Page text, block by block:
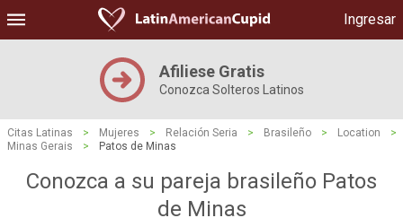
Ingresar
Afiliese Gratis
Conozca Solteros Latinos
Citas Latinas > Mujeres > Relación Seria > Brasileño > Location
>
Minas Gerais
> Patos de Minas
Conozca a su pareja brasileño Patos
de Minas